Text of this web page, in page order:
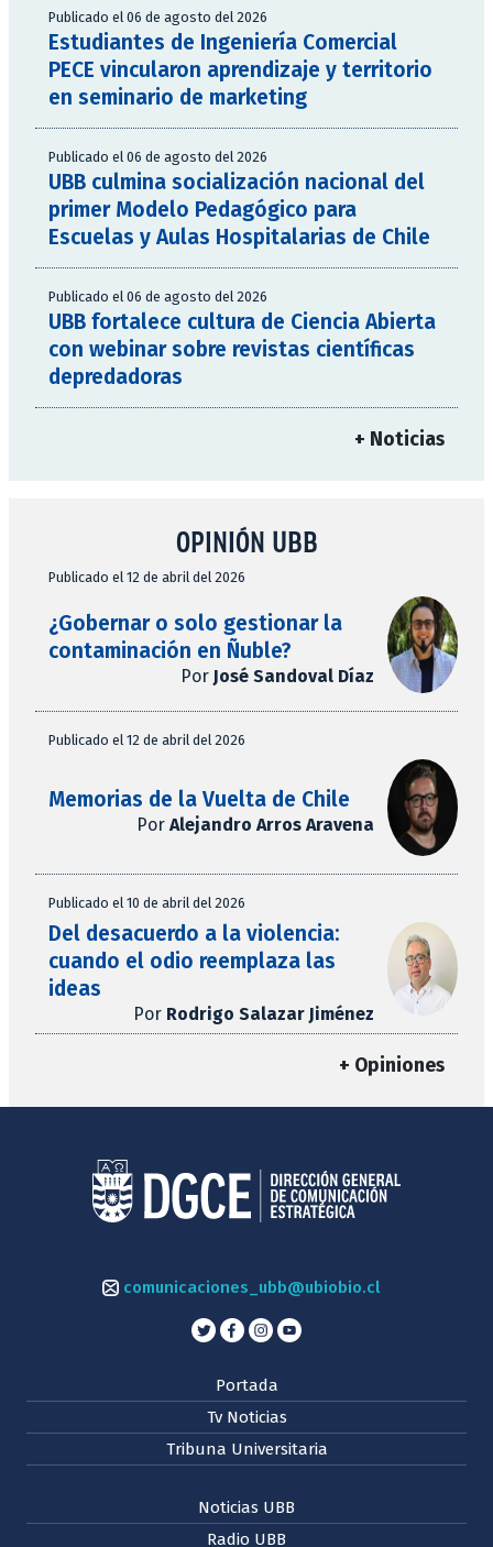
Publicado el 06 de agosto del 2026
Estudiantes de Ingeniería Comercial
PECE vincularon aprendizaje y territorio
en seminario de marketing
Publicado el 06 de agosto del 2026
UBB culmina socialización nacional del
primer Modelo Pedagógico para
Escuelas y Aulas Hospitalarias de Chile
Publicado el 06 de agosto del 2026
UBB fortalece cultura de Ciencia Abierta
con webinar sobre revistas científicas
depredadoras
+ Noticias
OPINIÓN UBB
Publicado el 12 de abril del 2026
¿Gobernar o solo gestionar la
contaminación en Ñuble?
Por José Sandoval Díaz
Publicado el 12 de abril del 2026
Memorias de la Vuelta de Chile
Por Alejandro Arros Aravena
Publicado el 10 de abril del 2026
Del desacuerdo a la violencia:
cuando el odio reemplaza las
ideas
Por Rodrigo Salazar Jiménez
+ Opiniones
comunicaciones_ubb@ubiobio.cl
Portada
Tv Noticias
Tribuna Universitaria
Noticias UBB
Radio UBB